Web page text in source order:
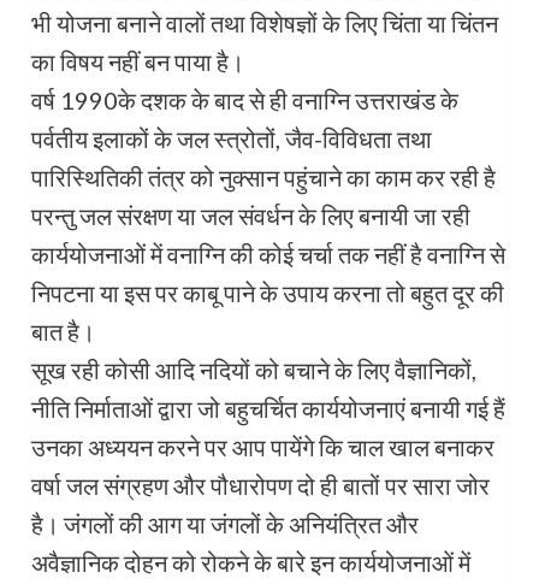
भी योजना बनाने वालों तथा विशेषज्ञों के लिए चिंता या चिंतन
का विषय नहीं बन पाया है।
वर्ष 1990के दशक के बाद से ही वनाग्नि उत्तराखंड के
पर्वतीय इलाकों के जल स्त्रोतों, जैव-विविधता तथा
पारिस्थितिकी तंत्र को नुक्सान पहुंचाने का काम कर रही है
परन्तु जल संरक्षण या जल संवर्धन के लिए बनायी जा रही
कार्ययोजनाओं में वनाग्नि की कोई चर्चा तक नहीं है वनाग्नि से
निपटना या इस पर काबू पाने के उपाय करना तो बहुत दूर की
बात है।
सूख रही कोसी आदि नदियों को बचाने के लिए वैज्ञानिकों,
नीति निर्माताओं द्वारा जो बहुचर्चित कार्ययोजनाएं बनायी गई हैं
उनका अध्ययन करने पर आप पायेंगे कि चाल खाल बनाकर
वर्षा जल संग्रहण और पौधारोपण दो ही बातों पर सारा जोर
है। जंगलों की आग या जंगलों के अनियंत्रित और
अवैज्ञानिक दोहन को रोकने के बारे इन कार्ययोजनाओं में